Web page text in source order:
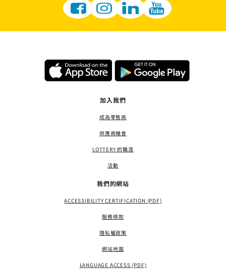
加入我們
成為零售商
供應商機會
LOTTERY 的職涯
活動
我們的網站
ACCESSIBILITY CERTIFICATION (PDF)
服務條款
隱私權政策
網站地圖
LANGUAGE ACCESS (PDF)